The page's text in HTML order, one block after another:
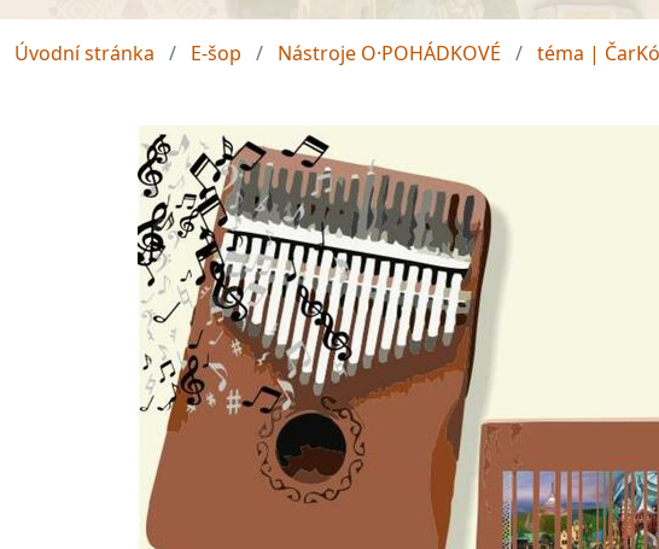
Úvodní stránka E-šop Nástroje O·POHÁDKOVÉ téma |